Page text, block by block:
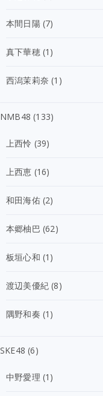
本間日陽(7)
真下華穂(1)
西潟茉莉奈 (1)
NMB48 (133)
上西怜 (39)
上西恵 (16)
和田海佑(2)
本郷柚巴 (62)
板垣心和 (1)
渡辺美優紀 (8)
隅野和奏 (1)
SKE48 (6)
中野愛理 (1)